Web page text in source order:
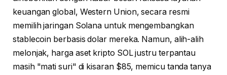
keuangan global, Western Union, secara resmi
memilih jaringan Solana untuk mengembangkan
stablecoin berbasis dolar mereka. Namun, alih-alih
melonjak, harga aset kripto SOL justru terpantau
masih "mati suri" di kisaran $85, memicu tanda tanya